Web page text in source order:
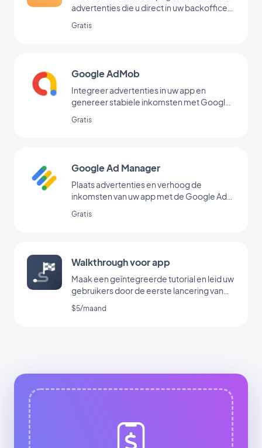
advertenties die u direct in uw backoffice
Gratis
Google AdMob
Integreer advertenties in uw app en
genereer stabiele inkomsten met Google
Gratis
Google Ad Manager
Plaats advertenties en verhoog de
inkomsten van uw app met de Google Ad
Gratis
Walkthrough voor app
Maak een geïntegreerde tutorial en leid uw
gebruikers door de eerste lancering van
uw app
$5/maand